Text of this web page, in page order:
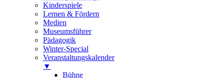
Kinderspiele
Lernen & Fördern
Medien
Museumsführer
Pädagogik
Winter-Special
Veranstaltungskalender
▼
Bühne